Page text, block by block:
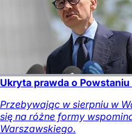
Ukryta prawda o
Przebywając w sierpniu w
się na różne formy
Warszawskiego.